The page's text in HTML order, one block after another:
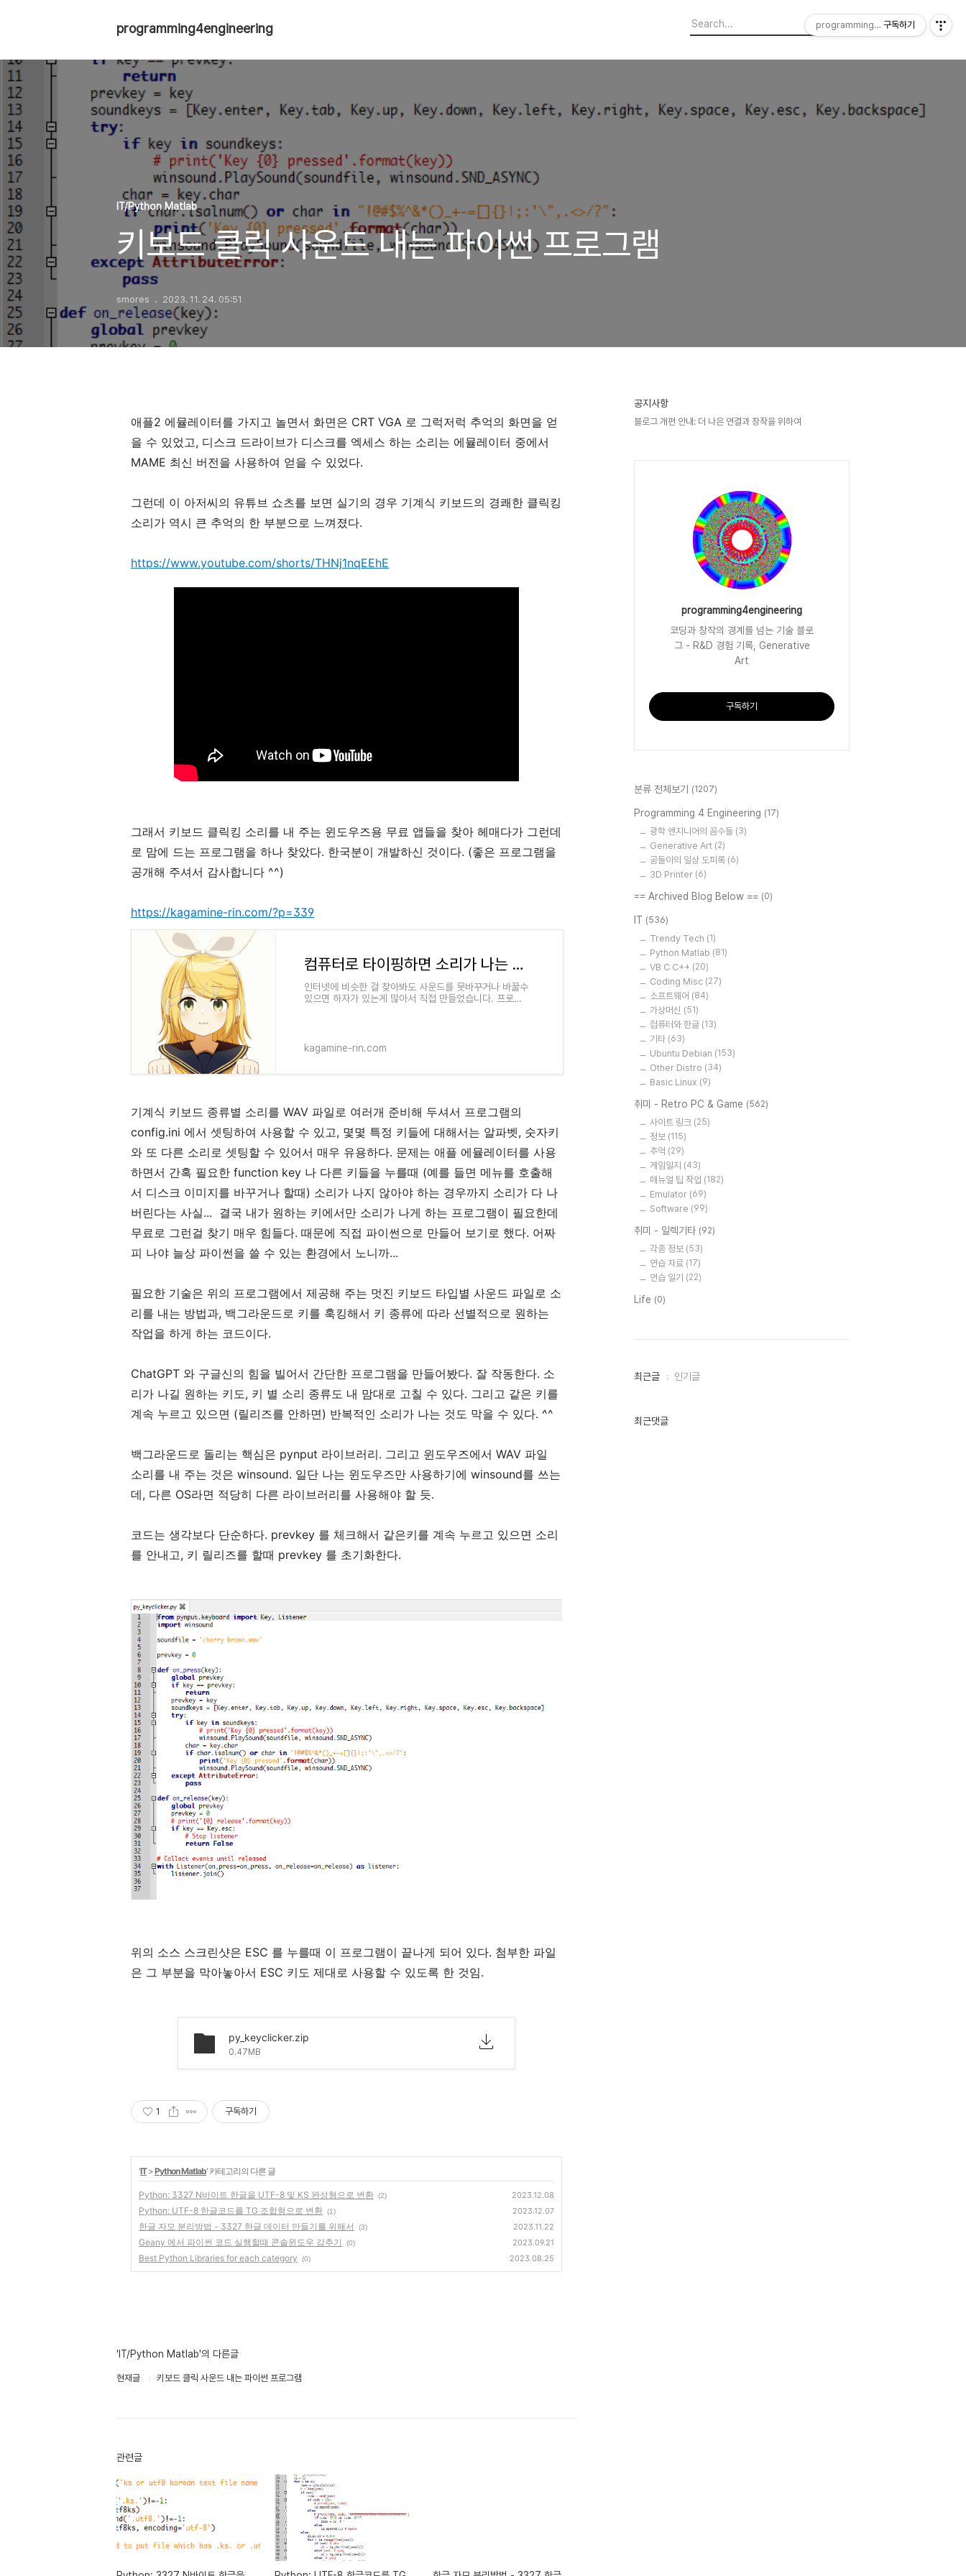
programming4engineering
IT/Python Matlab
키보드 클릭 사운드 내는 파이썬 프로그램
smores 2023. 11. 24. 05:51
애플2 에뮬레이터를 가지고 놀면서 화면은 CRT VGA 로 그럭저럭 추억의 화면을 얻
을 수 있었고, 디스크 드라이브가 디스크를 엑세스 하는 소리는 에뮬레이터 중에서
MAME 최신 버전을 사용하여 얻을 수 있었다.
그런데 이 아저씨의 유튜브 쇼츠를 보면 실기의 경우 기계식 키보드의 경쾌한 클릭킹
소리가 역시 큰 추억의 한 부분으로 느껴졌다.
https://www.youtube.com/shorts/THNj1nqEEhE
그래서 키보드 클릭킹 소리를 내 주는 윈도우즈용 무료 앱들을 찾아 헤매다가 그런데
로 맘에 드는 프로그램을 하나 찾았다. 한국분이 개발하신 것이다. (좋은 프로그램을
공개해 주셔서 감사합니다 ^^)
https://kagamine-rin.com/?p=339
컴퓨터로 타이핑하면 소리가 나는 프로그램 Typing Sound
인터넷에 비슷한 걸 찾아봐도 사운드를 못바꾸거나 바꿀수
있으면 하자가 있는게 많아서 직접 만들었습니다. 프로그
kagamine-rin.com
기계식 키보드 종류별 소리를 WAV 파일로 여러개 준비해 두셔서 프로그램의
config.ini 에서 셋팅하여 사용할 수 있고, 몇몇 특정 키들에 대해서는 알파벳, 숫자키
와 또 다른 소리로 셋팅할 수 있어서 매우 유용하다. 문제는 애플 에뮬레이터를 사용
하면서 간혹 필요한 function key 나 다른 키들을 누를때 (예를 들면 메뉴를 호출해
서 디스크 이미지를 바꾸거나 할때) 소리가 나지 않아야 하는 경우까지 소리가 다 나
버린다는 사실... 결국 내가 원하는 키에서만 소리가 나게 하는 프로그램이 필요한데
무료로 그런걸 찾기 매우 힘들다. 때문에 직접 파이썬으로 만들어 보기로 했다. 어짜
피 나야 늘상 파이썬을 쓸 수 있는 환경에서 노니까...
필요한 기술은 위의 프로그램에서 제공해 주는 멋진 키보드 타입별 사운드 파일로 소
리를 내는 방법과, 백그라운드로 키를 훅킹해서 키 종류에 따라 선별적으로 원하는
작업을 하게 하는 코드이다.
ChatGPT 와 구글신의 힘을 빌어서 간단한 프로그램을 만들어봤다. 잘 작동한다. 소
리가 나길 원하는 키도, 키 별 소리 종류도 내 맘대로 고칠 수 있다. 그리고 같은 키를
계속 누르고 있으면 (릴리즈를 안하면) 반복적인 소리가 나는 것도 막을 수 있다. ^^
백그라운드로 돌리는 핵심은 pynput 라이브러리. 그리고 윈도우즈에서 WAV 파일
소리를 내 주는 것은 winsound. 일단 나는 윈도우즈만 사용하기에 winsound를 쓰는
데, 다른 OS라면 적당히 다른 라이브러리를 사용해야 할 듯.
코드는 생각보다 단순하다. prevkey 를 체크해서 같은키를 계속 누르고 있으면 소리
를 안내고, 키 릴리즈를 할때 prevkey 를 초기화한다.
위의 소스 스크린샷은 ESC 를 누를때 이 프로그램이 끝나게 되어 있다. 첨부한 파일
은 그 부분을 막아놓아서 ESC 키도 제대로 사용할 수 있도록 한 것임.
py_keyclicker.zip
0.47MB
1 구독하기
'IT>Python Matlab' 카테고리의 다른 글
Python: 3327 N바이트 한글을 UTF-8 및 KS 완성형으로 변환 (2) 2023.12.08
Python: UTF-8 한글코드를 TG 조합형으로 변환 (1) 2023.12.07
한글 자모 분리방법 - 3327 한글 데이터 만들기를 위해서 (3) 2023.11.22
Geany 에서 파이썬 코드 실행할때 콘솔윈도우 감추기 (0) 2023.09.21
Best Python Libraries for each category (0) 2023.08.25
'IT/Python Matlab'의 다른글
현재글 키보드 클릭 사운드 내는 파이썬 프로그램
관련글
공지사항
블로그 개편 안내: 더 나은 연결과 창작을 위하여
programming4engineering
코딩과 창작의 경계를 넘는 기술 블로
그 - R&D 경험 기록, Generative
Art
구독하기
분류 전체보기 (1207)
Programming 4 Engineering (17)
광학 엔지니어의 꼼수들 (3)
Generative Art (2)
공돌이의 일상 도피록 (6)
3D Printer (6)
== Archived Blog Below == (0)
IT (536)
Trendy Tech (1)
Python Matlab (81)
VB C C++ (20)
Coding Misc (27)
소프트웨어 (84)
가상머신 (51)
컴퓨터와 한글 (13)
기타 (63)
Ubuntu Debian (153)
Other Distro (34)
Basic Linux (9)
취미 - Retro PC & Game (562)
사이트 링크 (25)
정보 (115)
추억 (29)
게임일지 (43)
매뉴얼 팁 작업 (182)
Emulator (69)
Software (99)
취미 - 일렉기타 (92)
각종 정보 (53)
연습 자료 (17)
연습 일기 (22)
Life (0)
최
인
최근글 인기글
최근댓글
programming4engineering
구독하기